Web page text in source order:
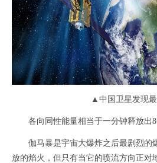
▲中国卫星发现最
各向同性能量相当于一分钟释放出8
伽马暴是宇宙大爆炸之后最剧烈的
放的焰火，但只有当它的喷流方向正对